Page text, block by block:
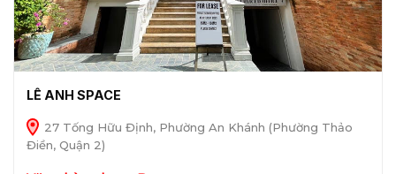
LÊ ANH SPACE
27 Tống Hữu Định, Phường An Khánh (Phường Thảo
Điền, Quận 2)